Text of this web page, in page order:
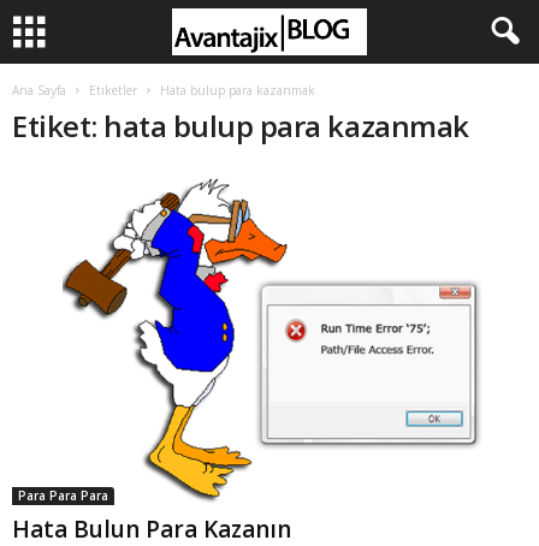
Ana Sayfa Etiketler Hata bulup para kazanmak
Etiket: hata bulup para kazanmak
Para Para Para
Hata Bulun Para Kazanın